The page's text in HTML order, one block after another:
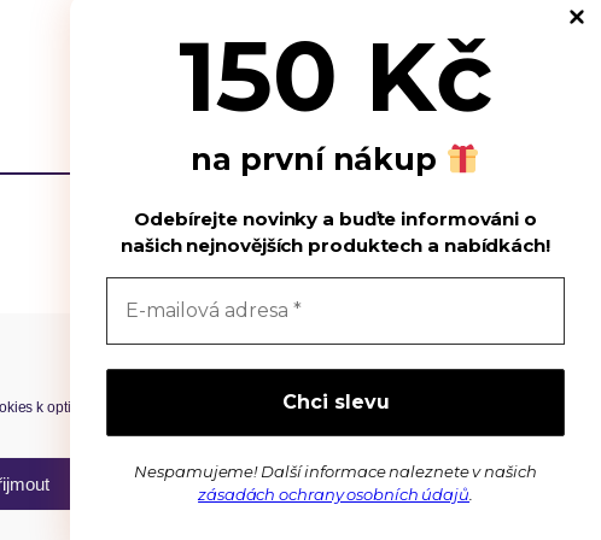
Spravovat souhlas s cookies
k optimalizaci našich webových stránek a našich služeb.
Zavřít Předvolby
Kontakt
150 Kč
na první nákup
Odebírejte novinky a buďte informováni o
našich nejnovějších produktech a nabídkách!
Nespamujeme! Další informace naleznete v našich
zásadách ochrany osobních údajů